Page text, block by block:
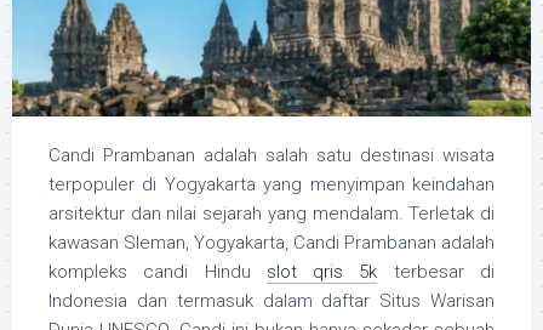
Candi Prambanan adalah salah satu destinasi wisata
terpopuler di Yogyakarta yang menyimpan keindahan
arsitektur dan nilai sejarah yang mendalam. Terletak di
kawasan Sleman, Yogyakarta, Candi Prambanan adalah
kompleks candi Hindu slot qris 5k terbesar di
Indonesia dan termasuk dalam daftar Situs Warisan